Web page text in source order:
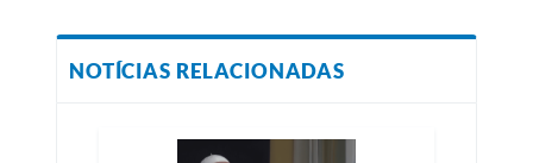
NOTÍCIAS RELACIONADAS